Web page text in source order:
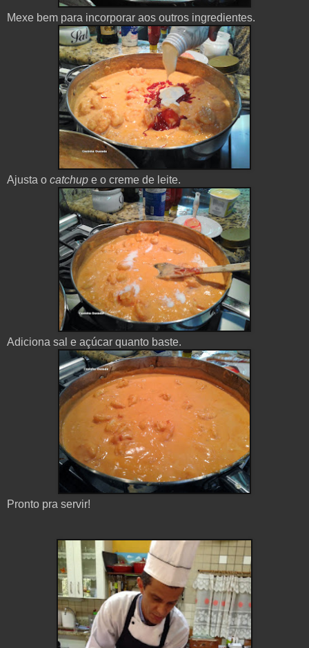
Mexe bem para incorporar aos outros ingredientes.
Ajusta o catchup e o creme de leite.
Adiciona sal e açúcar quanto baste.
Pronto pra servir!